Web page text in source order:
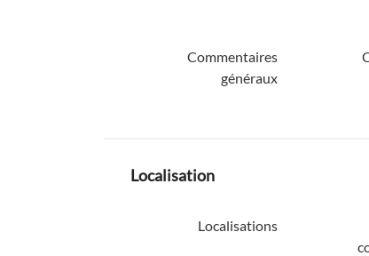
Commentaires
généraux
Localisation
Localisations